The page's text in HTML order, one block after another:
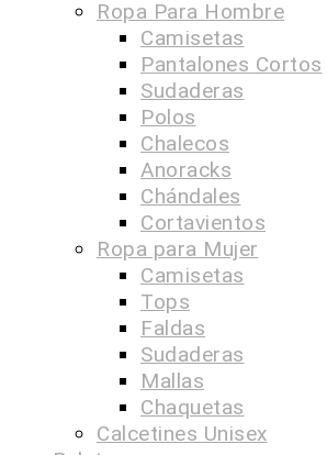
Ropa Para Hombre
Camisetas
Pantalones Cortos
Sudaderas
Polos
Chalecos
Anoracks
Chándales
Cortavientos
Ropa para Mujer
Camisetas
Tops
Faldas
Sudaderas
Mallas
Chaquetas
Calcetines Unisex